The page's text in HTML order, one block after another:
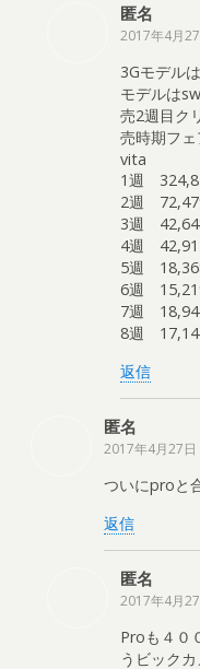
匿名
2017年4月
3Gモデル
モデルは
売2週目ク
売時期フ
vita
1週
2週
3週
4週
5週
6週
7週
8週
返信
匿名
2017年4月27日
ついにproと
返信
匿名
2017年4月
Proも４０
うビック